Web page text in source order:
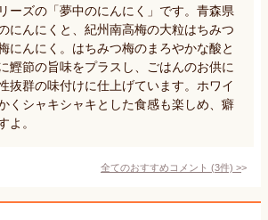
ーズの「夢中のにんにく」です。青森県
にんにくと、紀州南高梅の大粒はちみつ
にんにく。はちみつ梅のまろやかな酸と
鰹節の旨味をプラスし、ごはんのお供に
抜群の味付けに仕上げています。ホワイ
くシャキシャキとした食感も楽しめ、癖
よ。
全てのおすすめコメント (3件) >